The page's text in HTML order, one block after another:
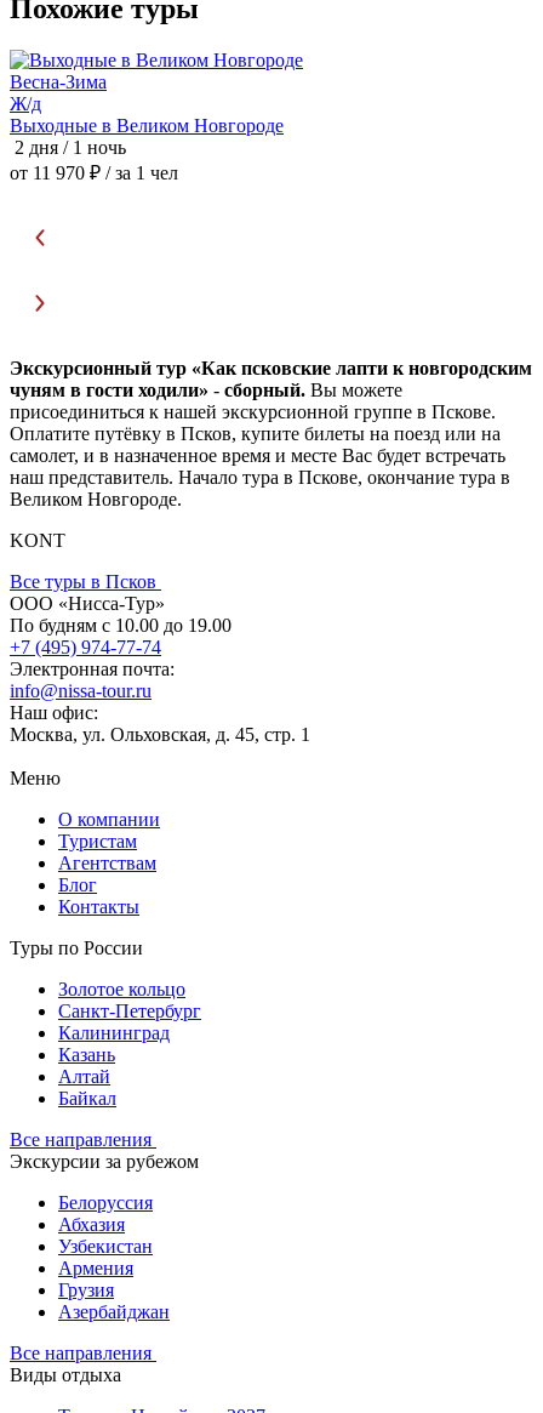
Похожие туры
Весна-Зима
Ж/д
Выходные в Великом Новгороде
2 дня / 1 ночь
от 11 970 ₽ / за 1 чел
Экскурсионный тур «Как псковские лапти к новгородским
чуням в гости ходили» - сборный. Вы можете
присоединиться к нашей экскурсионной группе в Пскове.
Оплатите путёвку в Псков, купите билеты на поезд или на
самолет, и в назначенное время и месте Вас будет встречать
наш представитель. Начало тура в Пскове, окончание тура в
Великом Новгороде.
KONT
Все туры в Псков
ООО «Нисса-Тур»
По будням с 10.00 до 19.00
+7 (495) 974-77-74
Электронная почта:
info@nissa-tour.ru
Наш офис:
Москва, ул. Ольховская, д. 45, стр. 1
Меню
О компании
Туристам
Агентствам
Блог
Контакты
Туры по России
Золотое кольцо
Санкт-Петербург
Калининград
Казань
Алтай
Байкал
Все направления
Экскурсии за рубежом
Белоруссия
Абхазия
Узбекистан
Армения
Грузия
Азербайджан
Все направления
Виды отдыха